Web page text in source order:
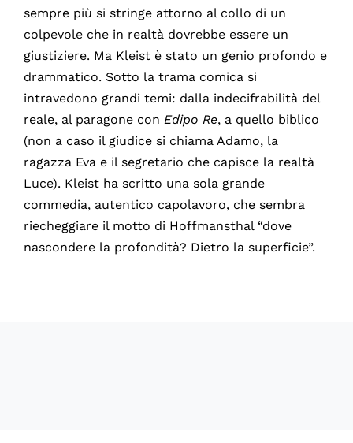
sempre più si stringe attorno al collo di un
colpevole che in realtà dovrebbe essere un
giustiziere. Ma Kleist è stato un genio profondo e
drammatico. Sotto la trama comica si
intravedono grandi temi: dalla indecifrabilità del
reale, al paragone con Edipo Re, a quello biblico
(non a caso il giudice si chiama Adamo, la
ragazza Eva e il segretario che capisce la realtà
Luce). Kleist ha scritto una sola grande
commedia, autentico capolavoro, che sembra
riecheggiare il motto di Hoffmansthal “dove
nascondere la profondità? Dietro la superficie”.